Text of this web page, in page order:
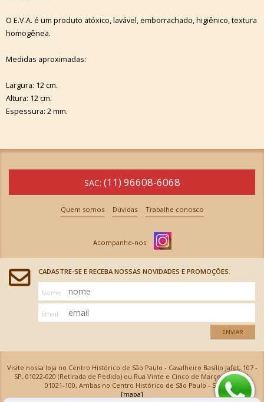
O E.V.A. é um produto atóxico, lavável, emborrachado, higiênico, textura
homogênea.
Medidas aproximadas:
Largura: 12 cm.
Altura: 12 cm.
Espessura: 2 mm.
SAC: (11) 96608-6068
Quem somos Dúvidas Trabalhe conosco
CADASTRE-SE E RECEBA NOSSAS NOVIDADES E PROMOÇÕES.
Nome
Email
ENVIAR
Visite nossa loja no Centro Histórico de São Paulo - Cavalheiro Basílio Jafet, 107 -
SP, 01022-020 (Retirada de Pedido) ou Rua Vinte e Cinco de Março, 576 - SP,
01021-100, Ambas no Centro Histórico de São Paulo - SP
[mapa]